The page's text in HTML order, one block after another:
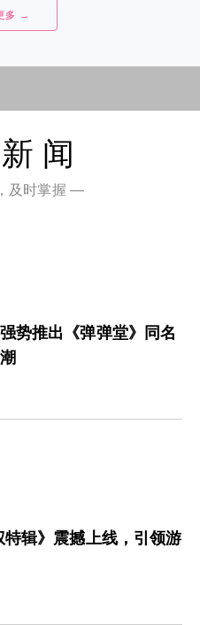
多 →
闻
及时掌握 —
势推出《弹弹堂》同名
特辑》震撼上线，引领游